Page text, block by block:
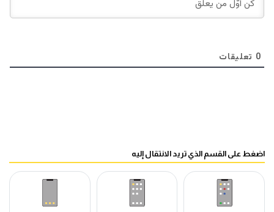
0 تعليقات
اضغط على القسم الذي تريد الانتقال إليه